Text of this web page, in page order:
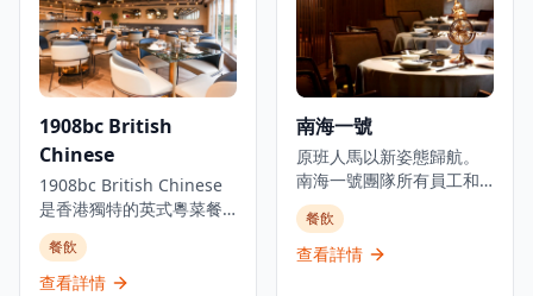
1908bc British
Chinese
1908bc British Chinese
是香港獨特的英式粵菜餐
廳，結合了來自香港頂級
餐廳超過100年的粵菜烹飪
經驗。餐廳名稱
餐飲
查看詳情
南海一號
原班人馬以新姿態歸航。
南海一號團隊所有員工和
廚師原班人馬已完成馬六
甲之旅並重返崗位，以新
面貌為您呈獻經典及全新
餐飲
查看詳情